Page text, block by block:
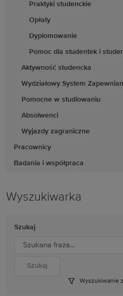
Praktyki studenckie
Opłaty
Dyplomowanie
Pomoc dla studentek i
Aktywność studencka
Wydziałowy System
Pomocne w studiowaniu
Absolwenci
Wyjazdy zagraniczne
Pracownicy
Badania i współpraca
Wyszukiwarka
Szukaj
Wyszukiwanie